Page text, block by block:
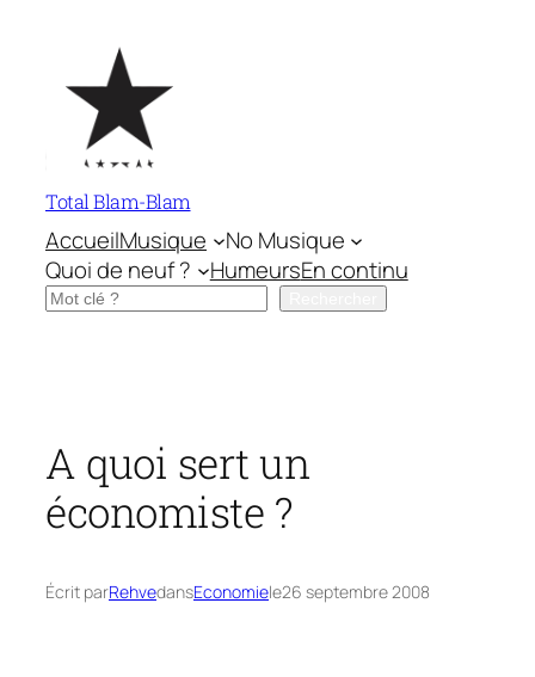
contenu
Total Blam-Blam
AccueilMusique
No Musique
Quoi de neuf ?
HumeursEn continu
Rechercher
A quoi sert un
économiste ?
Écrit parRehvedansEconomiele26 septembre 2008